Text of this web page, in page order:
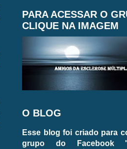
PARA ACESSAR O
CLIQUE NA IMAGEM
O BLOG
Esse blog foi criado para
grupo do Facebook